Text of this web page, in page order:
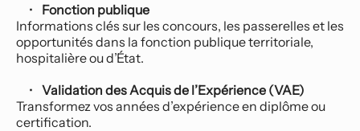
Fonction publique
Informations clés sur les concours, les passerelles et les
opportunités dans la fonction publique territoriale,
hospitalière ou d’État.
Validation des Acquis de l’Expérience (VAE)
Transformez vos années d’expérience en diplôme ou
certification.